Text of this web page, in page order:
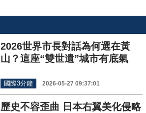
2026世界市長對話為何選在黃
山？這座“雙世遺”城市有底氣
國際3分鐘 2026-05-27 09:37:01
歷史不容歪曲 日本右翼美化侵略